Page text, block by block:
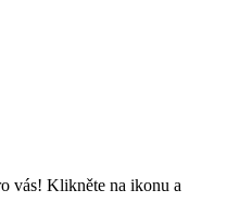
vás! Klikněte na ikonu a